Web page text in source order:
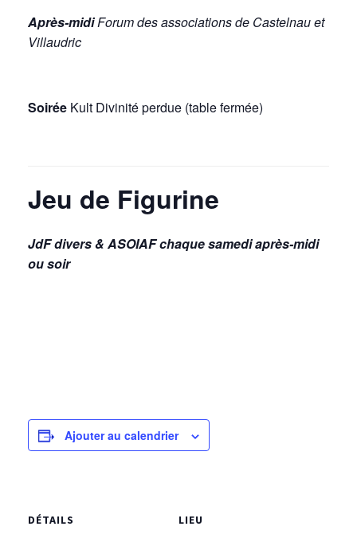
Après-midiForum des associations de Castelnau et
Villaudric
Soirée Kult Divinité perdue (table fermée)
Jeu de Figurine
JdF divers & ASOIAF chaque samedi après-midi
ou soir
Ajouter au calendrier
DÉTAILS LIEU